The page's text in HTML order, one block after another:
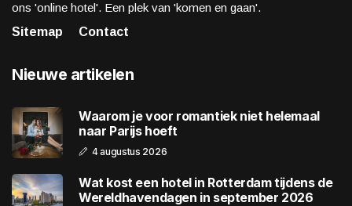
ons 'online hotel'. Een plek van 'komen en gaan'.
Sitemap
Contact
Nieuwe artikelen
Waarom je voor romantiek niet helemaal
naar Parijs hoeft
4 augustus 2026
Wat kost een hotel in Rotterdam tijdens de
Wereldhavendagen in september 2026